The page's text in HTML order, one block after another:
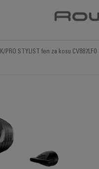
K/PRO STYLIST fen za kosu CV887LF0